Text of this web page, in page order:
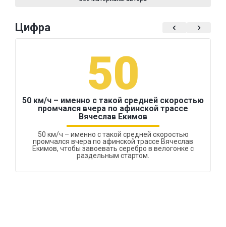
Цифра
50
50 км/ч – именно с такой средней скоростью
промчался вчера по афинской трассе
Вячеслав Екимов
50 км/ч – именно с такой средней скоростью
промчался вчера по афинской трассе Вячеслав
Екимов, чтобы завоевать серебро в велогонке с
раздельным стартом.